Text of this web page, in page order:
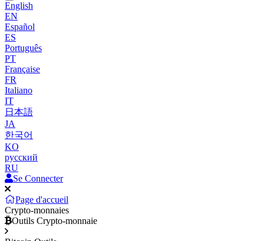
English
EN
Español
ES
Português
PT
Française
FR
Italiano
IT
日本語
JA
한국어
KO
русский
RU
Se Connecter
Page d'accueil
Crypto-monnaies
Outils Crypto-monnaie